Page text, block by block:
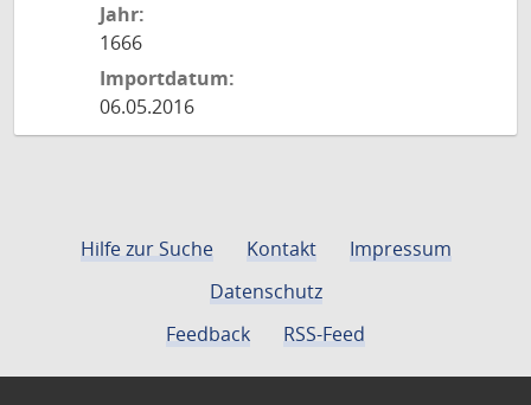
Jahr:
1666
Importdatum:
06.05.2016
Hilfe zur Suche Kontakt
Impressum
Datenschutz
Feedback
RSS-Feed